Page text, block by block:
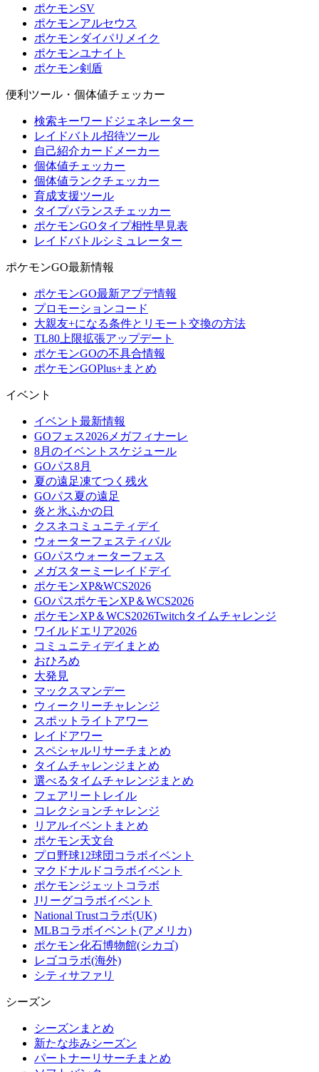
ポケモンSV
ポケモンアルセウス
ポケモンダイパリメイク
ポケモンユナイト
ポケモン剣盾
便利ツール・個体値チェッカー
検索キーワードジェネレーター
レイドバトル招待ツール
自己紹介カードメーカー
個体値チェッカー
個体値ランクチェッカー
育成支援ツール
タイプバランスチェッカー
ポケモンGOタイプ相性早見表
レイドバトルシミュレーター
ポケモンGO最新情報
ポケモンGO最新アプデ情報
プロモーションコード
大親友+になる条件とリモート交換の方法
TL80上限拡張アップデート
ポケモンGOの不具合情報
ポケモンGOPlus+まとめ
イベント
イベント最新情報
GOフェス2026メガフィナーレ
8月のイベントスケジュール
GOパス8月
夏の遠足凍てつく残火
GOパス夏の遠足
炎と氷ふかの日
クスネコミュニティデイ
ウォーターフェスティバル
GOパスウォーターフェス
メガスターミーレイドデイ
ポケモンXP&WCS2026
GOパスポケモンXP＆WCS2026
ポケモンXP＆WCS2026Twitchタイムチャレンジ
ワイルドエリア2026
コミュニティデイまとめ
おひろめ
大発見
マックスマンデー
ウィークリーチャレンジ
スポットライトアワー
レイドアワー
スペシャルリサーチまとめ
タイムチャレンジまとめ
選べるタイムチャレンジまとめ
フェアリートレイル
コレクションチャレンジ
リアルイベントまとめ
ポケモン天文台
プロ野球12球団コラボイベント
マクドナルドコラボイベント
ポケモンジェットコラボ
Jリーグコラボイベント
National Trustコラボ(UK)
MLBコラボイベント(アメリカ)
ポケモン化石博物館(シカゴ)
レゴコラボ(海外)
シティサファリ
シーズン
シーズンまとめ
新たな歩みシーズン
パートナーリサーチまとめ